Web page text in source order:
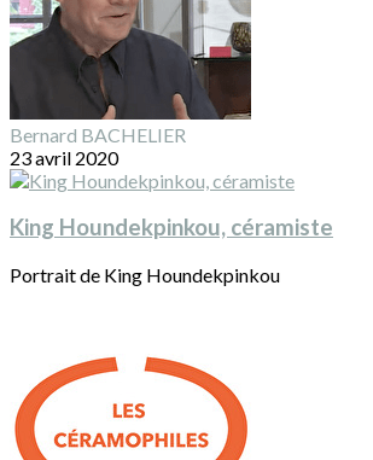
Bernard BACHELIER
23 avril 2020
King Houndekpinkou, céramiste
Portrait de King Houndekpinkou